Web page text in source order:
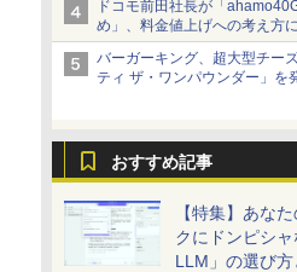
ドコモ前田社長が「
め」、料金値上げへの考え方
バーガーキング、超大型チー
ティ ザ・ワンパウンダー」を
おすすめ記事
【特集】あな
クにドンピシ
LLM」の選び